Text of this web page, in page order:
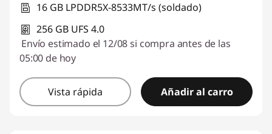
16 GB LPDDR5X-8533MT/s (soldado)
256 GB UFS 4.0
Envío estimado el 12/08 si compra antes de las
05:00 de hoy
Vista rápida Añadir al carro